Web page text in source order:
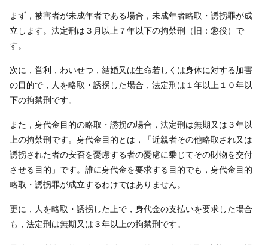
まず，被害者が未成年者である場合，未成年者略取・誘拐罪が成
立します。法定刑は３月以上７年以下の拘禁刑（旧：懲役）で
す。
次に，営利，わいせつ，結婚又は生命若しくは身体に対する加害
の目的で，人を略取・誘拐した場合，法定刑は１年以上１０年以
下の拘禁刑です。
また，身代金目的の略取・誘拐の場合，法定刑は無期又は３年以
上の拘禁刑です。身代金目的とは，「近親者その他略取され又は
誘拐された者の安否を憂慮する者の憂慮に乗じてその財物を交付
させる目的」です。誰に身代金を要求する目的でも，身代金目的
略取・誘拐罪が成立するわけではありません。
更に，人を略取・誘拐した上で，身代金の支払いを要求した場合
も，法定刑は無期又は３年以上の拘禁刑です。